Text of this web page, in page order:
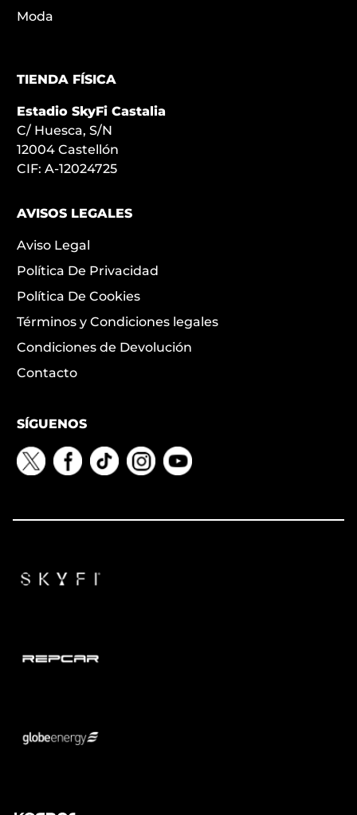
Moda
TIENDA FÍSICA
Estadio SkyFi Castalia
C/ Huesca, S/N
12004 Castellón
CIF: A-12024725
AVISOS LEGALES
Aviso Legal
Política De Privacidad
Política De Cookies
Términos y Condiciones legales
Condiciones de Devolución
Contacto
SÍGUENOS